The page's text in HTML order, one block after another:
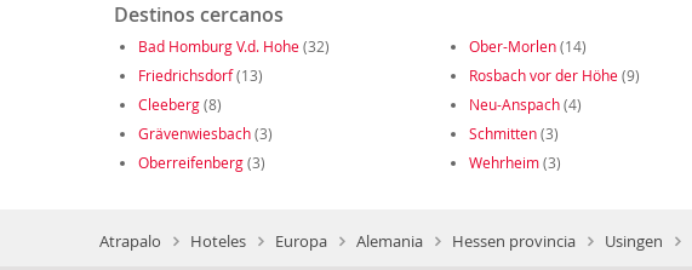
Destinos cercanos
Bad Homburg V.d. Hohe(32) Ober-Morlen(14)
Friedrichsdorf(13) Rosbach vor der Höhe(9)
Cleeberg(8) Neu-Anspach(4)
Grävenwiesbach(3) Schmitten(3)
Oberreifenberg(3) Wehrheim(3)
Atrapalo Hoteles Europa Alemania Hessen provincia Usingen